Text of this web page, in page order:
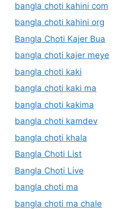
bangla choti kahini com
bangla choti kahini org
Bangla Choti Kajer Bua
bangla choti kajer meye
bangla choti kaki
bangla choti kaki ma
bangla choti kakima
bangla choti kamdev
bangla choti khala
Bangla Choti List
Bangla Choti Live
bangla choti ma
bangla choti ma chale